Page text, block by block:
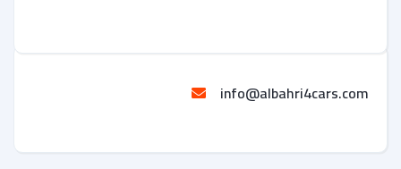
info@albahri4cars.com